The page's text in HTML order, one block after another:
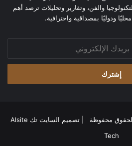
والفن، وتقارير وتحليلات ترصد أهم
ودوليًا بمصداقية واحترافية.
السايت تك Alsite
Tech